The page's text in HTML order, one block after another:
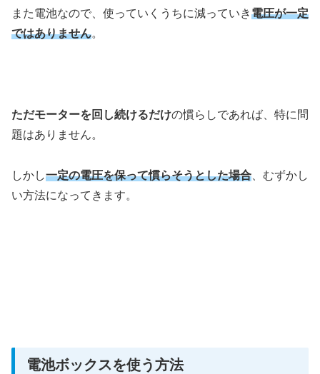
また電池なので、使っていくうちに減っていき電圧が一定
ではありません。
ただモーターを回し続けるだけの慣らしであれば、特に問
題はありません。
しかし一定の電圧を保って慣らそうとした場合 、むずかし
い方法になってきます。
電池ボックスを使う方法